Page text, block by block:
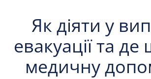
Як діяти у
евакуації та де
медичну